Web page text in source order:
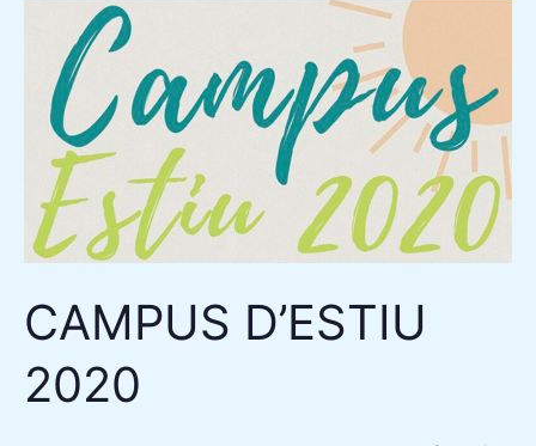
CAMPUS D’ESTIU
2020
CAMPUS
D’ESTIU
2020